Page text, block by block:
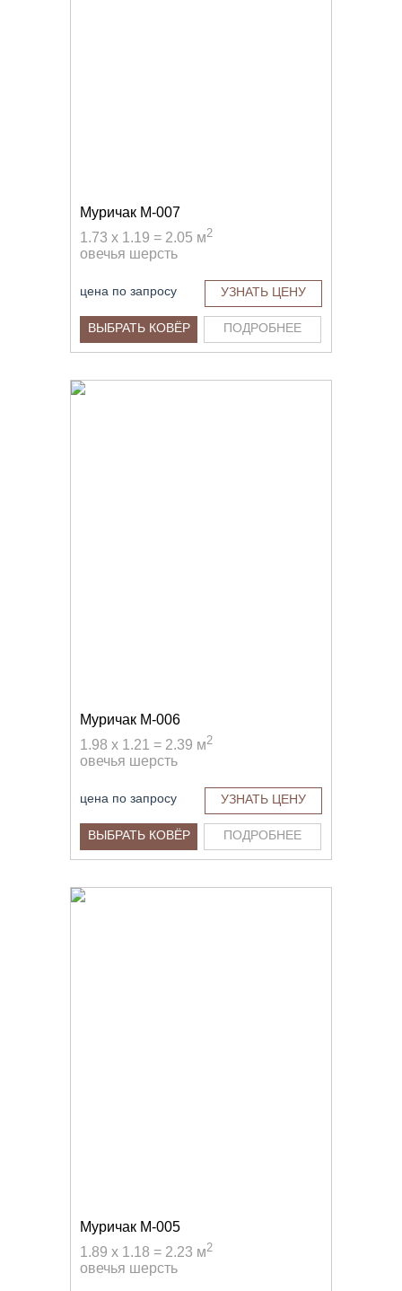
Муричак M-007
1.73 x 1.19 = 2.05 м2
овечья шерсть
цена по запросу УЗНАТЬ ЦЕНУ
ВЫБРАТЬ КОВЁР ПОДРОБНЕЕ
Муричак M-006
1.98 x 1.21 = 2.39 м2
овечья шерсть
цена по запросу УЗНАТЬ ЦЕНУ
ВЫБРАТЬ КОВЁР ПОДРОБНЕЕ
Муричак M-005
1.89 x 1.18 = 2.23 м2
овечья шерсть